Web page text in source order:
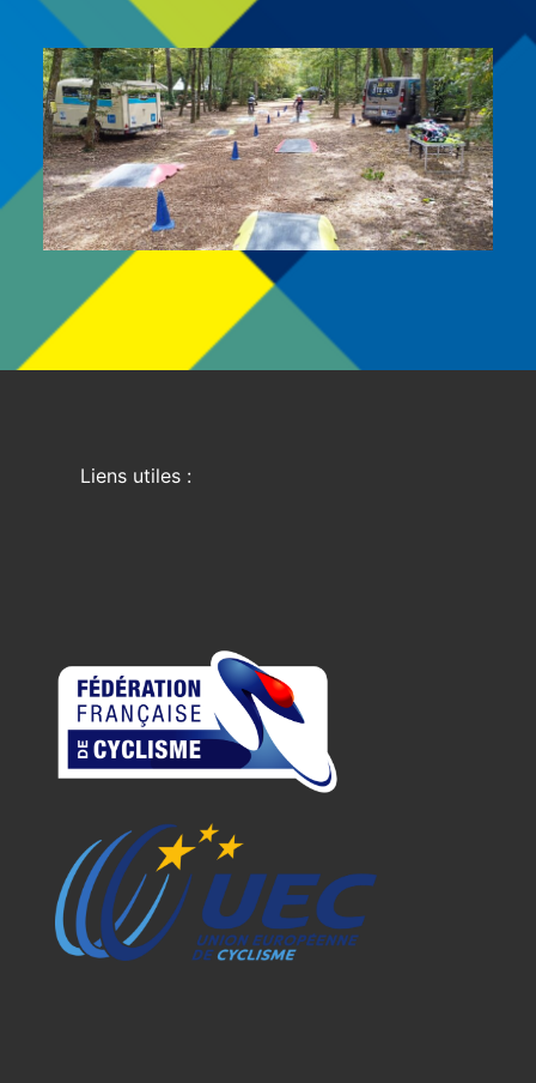
Liens utiles :